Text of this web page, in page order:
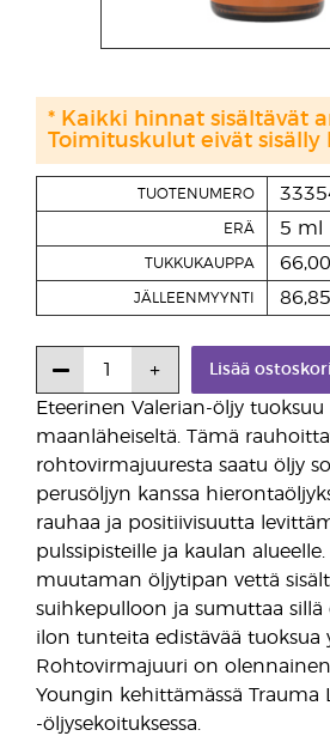
Eteerinen Valerian-öljy tuoksuu
maanläheiseltä. Tämä
rohtovirmajuuresta saatu öljy
perusöljyn kanssa
rauhaa ja positiivisuutta
pulssipisteille ja kaulan
muutaman öljytipan vettä
suihkepulloon ja sumuttaa sillä
ilon tunteita edistävää tuoksua
Rohtovirmajuuri on
Youngin kehittämässä Trauma
-öljysekoituksessa.
TUOTENUMERO
ERÄ 5 ml
TUKKUKAUPPA
JÄLLEENMYYNTI
Lisää
* Kaikki hinnat sisältävät
Toimituskulut eivät sisälly